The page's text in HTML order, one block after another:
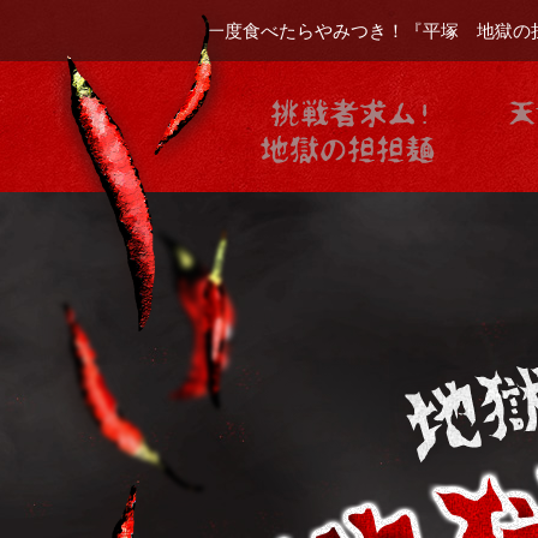
一度食べたらやみつき！『平塚 地獄の